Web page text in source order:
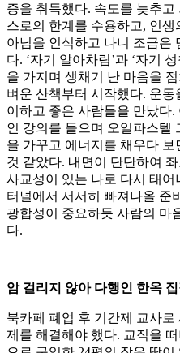
증을 취득했다. 속도를 늦추
스로의 한계를 수용하고, 인생
아님을 인식하고 나니 조금은
다. ‘자기 알아차림’과 ‘자기
을 가지며 생채기 난 마음을
벼운 산책부터 시작했다. 운
이하고 좋은 사람들을 만났다
인 강의를 들으며 오일파스텔
을 가꾸고 에너지를 채우다
것 같았다. 내면이 단단하여
사교성이 있는 나로 다시 태
터널에서 서서히 빠져나올 준
광합성이 중요하듯 사람의 마
다.
암 걸리지 않아 다행인 한옥 집
북카페 폐업 후 기간제 교사
제를 해결해야 했다. 교직을